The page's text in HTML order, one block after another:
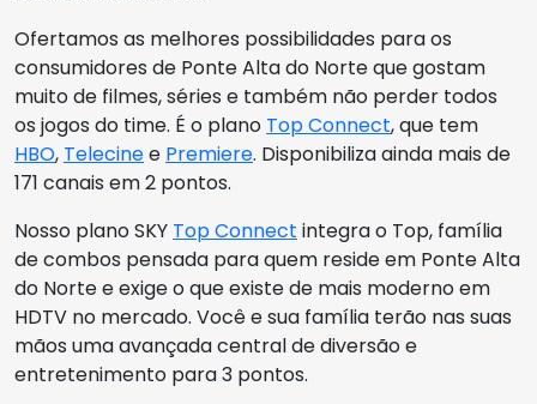
Ofertamos as melhores possibilidades para os
consumidores de Ponte Alta do Norte que gostam
muito de filmes, séries e também não perder todos
os jogos do time. É o plano Top Connect, que tem
HBO, Telecinee Premiere. Disponibiliza ainda mais de
171 canais em 2 pontos.
Nosso plano SKY Top Connect integra o Top, família
de combos pensada para quem reside em Ponte Alta
do Norte e exige o que existe de mais moderno em
HDTV no mercado. Você e sua família terão nas suas
mãos uma avançada central de diversão e
entretenimento para 3 pontos.